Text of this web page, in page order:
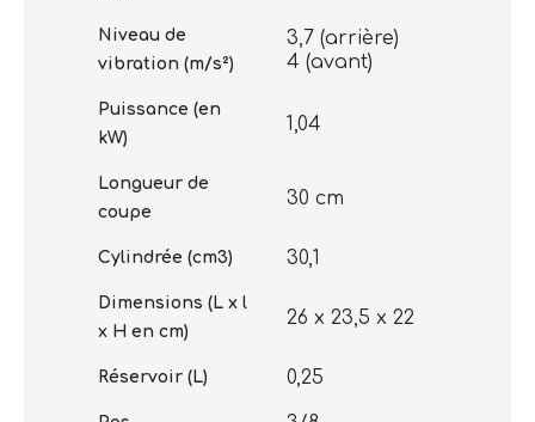
Niveau de
vibration (m/s²)
3,7 (arrière)
4 (avant)
Puissance (en
kW)
1,04
Longueur de
coupe
30 cm
Cylindrée (cm3) 30,1
Dimensions (L x l
x H en cm)
26 x 23,5 x 22
Réservoir (L) 0,25